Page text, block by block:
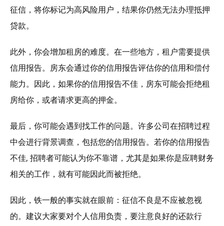
征信，将你标记为高风险用户，结果你仍然无法办理抵押
贷款。
此外，你会增加租房的难度。在一些地方，租户需要提供
信用报告。房东会通过你的信用报告评估你的信用和偿付
能力。因此，如果你的信用报告不佳，房东可能会拒绝租
房给你，或者请求更高的押金。
最后，你可能会遇到找工作的问题。许多公司在招聘过程
中会进行背景调查，包括您的信用报告。若你的信用报告
不佳, 招聘者可能认为你不靠谱，尤其是如果你是应聘财务
相关的工作，就有可能因此而被拒绝。
因此，铁一般的事实就在眼前：征信不良是不应被忽视
的。建议大家要对个人信用负责，要注意良好的还款行